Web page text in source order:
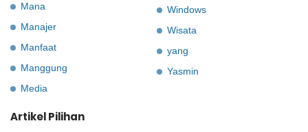
Mana
Manajer
Manfaat
Manggung
Media
Windows
Wisata
yang
Yasmin
Artikel Pilihan